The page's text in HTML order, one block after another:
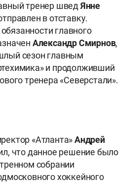
тренер шведЯнне
в отставку.
главного
Александр Смирнов,
сезон главным
и продолживший
тренера «Северстали».
«Атланта»Андрей
что данное решение было
собрании
хоккейного